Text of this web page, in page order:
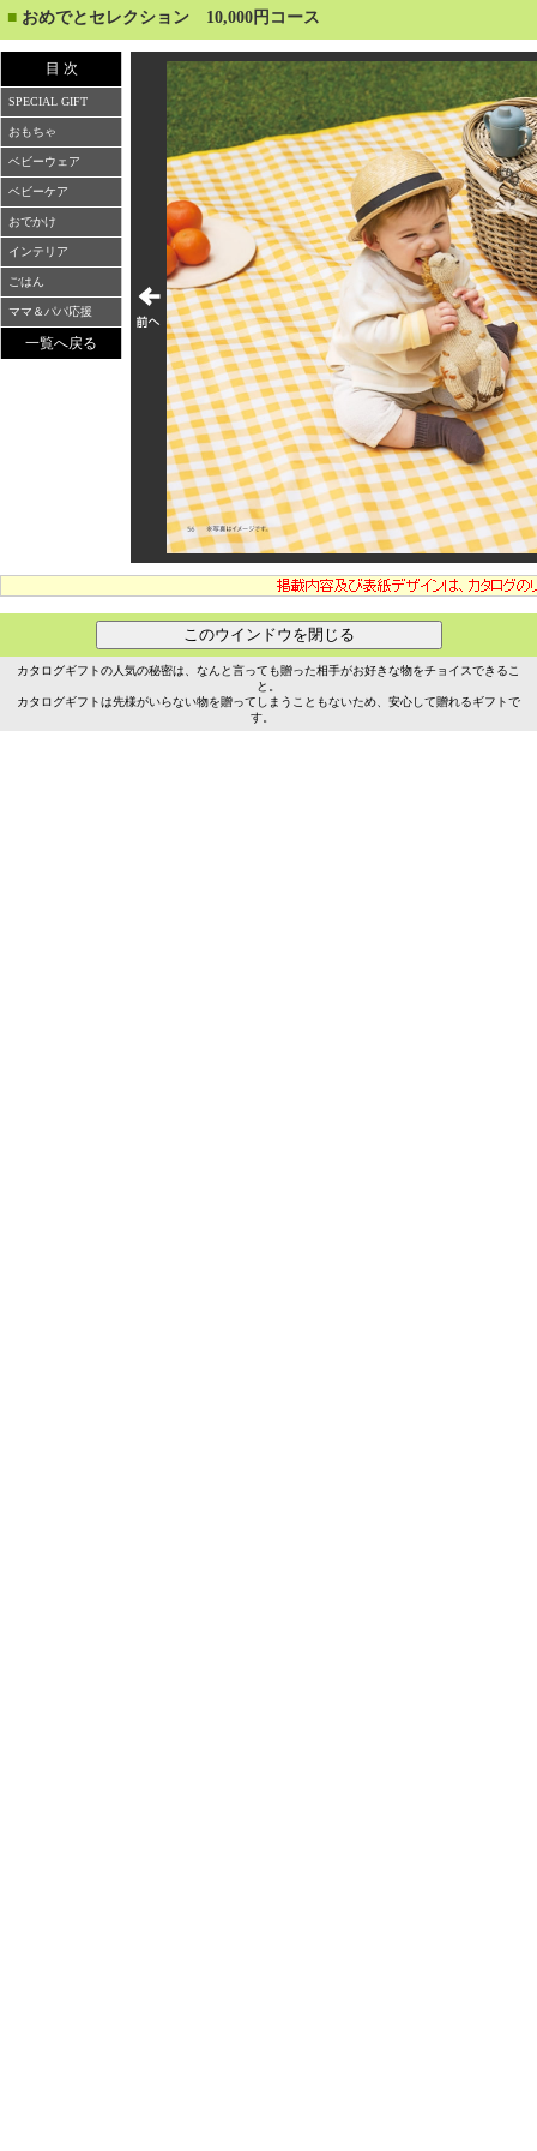
■ おめでとセレクション 10,000円コース
目 次
SPECIAL GIFT
おもちゃ
ベビーウェア
ベビーケア
おでかけ
インテリア
ごはん
ママ＆パパ応援
一覧へ戻る
カタログギフトの人気の秘密は、なんと言っても贈った相手がお好きな物をチョイスできるこ
と。
カタログギフトは先様がいらない物を贈ってしまうこともないため、安心して贈れるギフトで
す。